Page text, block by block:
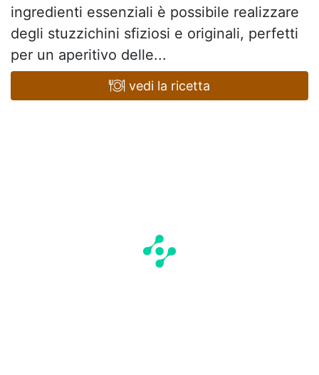
ingredienti essenziali è possibile realizzare
degli stuzzichini sfiziosi e originali, perfetti
per un aperitivo delle...
vedi la ricetta